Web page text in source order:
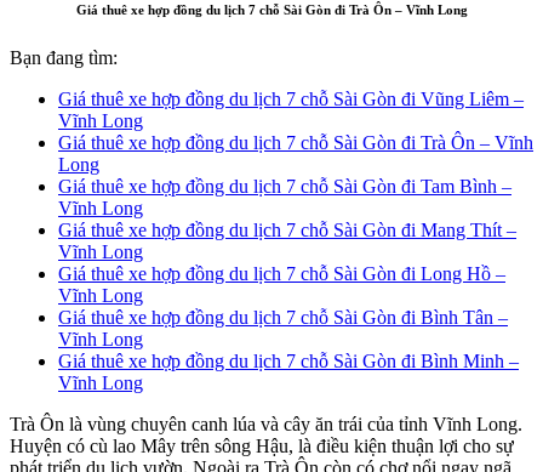
Giá thuê xe hợp đồng du lịch 7 chỗ Sài Gòn đi Trà Ôn – Vĩnh Long
Bạn đang tìm:
Giá thuê xe hợp đồng du lịch 7 chỗ Sài Gòn đi Vũng Liêm –
Vĩnh Long
Giá thuê xe hợp đồng du lịch 7 chỗ Sài Gòn đi Trà Ôn – Vĩnh
Long
Giá thuê xe hợp đồng du lịch 7 chỗ Sài Gòn đi Tam Bình –
Vĩnh Long
Giá thuê xe hợp đồng du lịch 7 chỗ Sài Gòn đi Mang Thít –
Vĩnh Long
Giá thuê xe hợp đồng du lịch 7 chỗ Sài Gòn đi Long Hồ –
Vĩnh Long
Giá thuê xe hợp đồng du lịch 7 chỗ Sài Gòn đi Bình Tân –
Vĩnh Long
Giá thuê xe hợp đồng du lịch 7 chỗ Sài Gòn đi Bình Minh –
Vĩnh Long
Trà Ôn là vùng chuyên canh lúa và cây ăn trái của tỉnh Vĩnh Long.
Huyện có cù lao Mây trên sông Hậu, là điều kiện thuận lợi cho sự
phát triển du lịch vườn. Ngoài ra Trà Ôn còn có chợ nổi ngay ngã